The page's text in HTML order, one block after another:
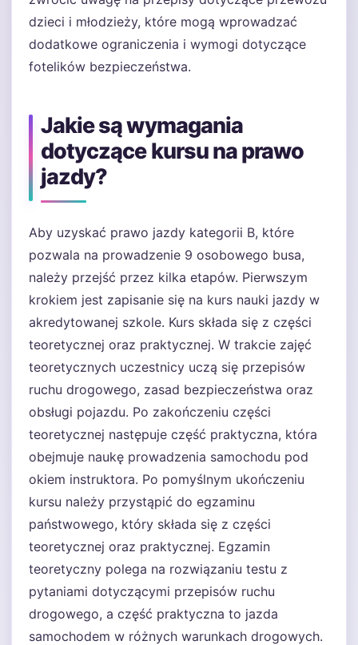
dzieci i młodzieży, które mogą wprowadzać
dodatkowe ograniczenia i wymogi dotyczące
fotelików bezpieczeństwa.
Jakie są wymagania
dotyczące kursu na prawo
jazdy?
Aby uzyskać prawo jazdy kategorii B, które
pozwala na prowadzenie 9 osobowego busa,
należy przejść przez kilka etapów. Pierwszym
krokiem jest zapisanie się na kurs nauki jazdy w
akredytowanej szkole. Kurs składa się z części
teoretycznej oraz praktycznej. W trakcie zajęć
teoretycznych uczestnicy uczą się przepisów
ruchu drogowego, zasad bezpieczeństwa oraz
obsługi pojazdu. Po zakończeniu części
teoretycznej następuje część praktyczna, która
obejmuje naukę prowadzenia samochodu pod
okiem instruktora. Po pomyślnym ukończeniu
kursu należy przystąpić do egzaminu
państwowego, który składa się z części
teoretycznej oraz praktycznej. Egzamin
teoretyczny polega na rozwiązaniu testu z
pytaniami dotyczącymi przepisów ruchu
drogowego, a część praktyczna to jazda
samochodem w różnych warunkach drogowych.